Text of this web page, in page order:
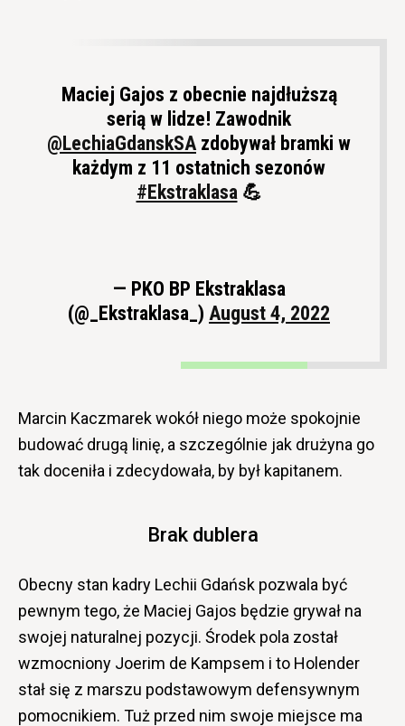
Maciej Gajos z obecnie najdłuższą
serią w lidze! Zawodnik
@LechiaGdanskSA zdobywał bramki w
każdym z 11 ostatnich sezonów
#Ekstraklasa 💪
— PKO BP Ekstraklasa
(@_Ekstraklasa_) August 4, 2022
Marcin Kaczmarek wokół niego może spokojnie
budować drugą linię, a szczególnie jak drużyna go
tak doceniła i zdecydowała, by był kapitanem.
Brak dublera
Obecny stan kadry Lechii Gdańsk pozwala być
pewnym tego, że Maciej Gajos będzie grywał na
swojej naturalnej pozycji. Środek pola został
wzmocniony Joerim de Kampsem i to Holender
stał się z marszu podstawowym defensywnym
pomocnikiem. Tuż przed nim swoje miejsce ma